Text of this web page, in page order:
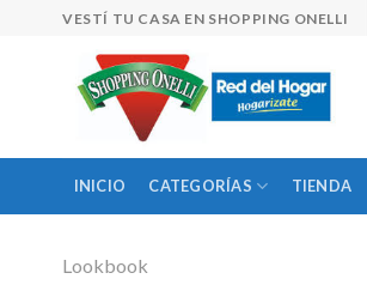
VESTÍ TU CASA EN SHOPPING ONELLI
INICIO CATEGORÍAS TIENDA
Lookbook